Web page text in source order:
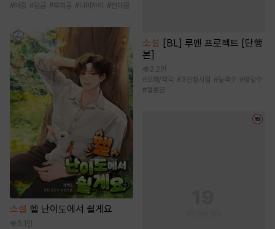
#애증 #감금 #후회공 #나이차이 #현대물
소설 헬 난이도에서 쉴게요
5.1만
소설 [BL] 루멘 프로젝트 [단행
본]
2.2만
#오해/착각 #3인칭시점 #능력수 #명랑수
#절륜공